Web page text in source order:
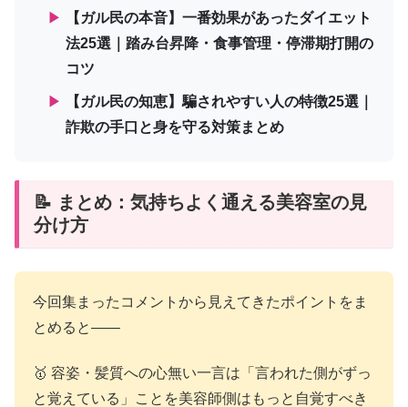
▶
【ガル民の本音】一番効果があったダイエット
法25選｜踏み台昇降・食事管理・停滞期打開の
コツ
▶
【ガル民の知恵】騙されやすい人の特徴25選｜
詐欺の手口と身を守る対策まとめ
📝 まとめ：気持ちよく通える美容室の見
分け方
今回集まったコメントから見えてきたポイントをま
とめると――
🥇 容姿・髪質への心無い一言は「言われた側がずっ
と覚えている」ことを美容師側はもっと自覚すべき